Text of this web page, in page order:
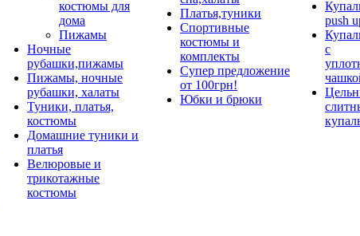
костюмы для
дома
Пижамы
Ночные
рубашки,пижамы
Пижамы, ночные
рубашки, халаты
Туники, платья,
костюмы
Домашние туники и
платья
Велюровые и
трикотажные
костюмы
Платья,туники
Спортивные
костюмы и
комплекты
Супер предложение
от 100грн!
Юбки и брюки
push
с